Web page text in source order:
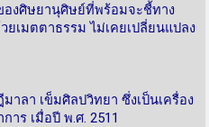
งศิษยานุศิษย์ที่พร้อมจะชี้ทาง
เมตตาธรรม ไม่เคยเปลี่ยนแปลง
าลา เข็มศิลปวิทยา ซึ่งเป็นเครื่อง
ร เมื่อปี พ.ศ. 2511